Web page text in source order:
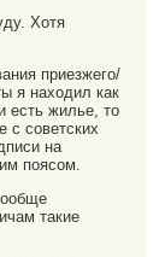
Хотя
приезжего/
я находил как
есть жилье, то
с советских
на
поясом.
такие